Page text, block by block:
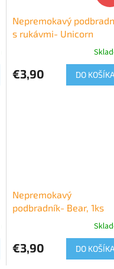
Nepremokavý
s rukávmi- Unicorn
€3,90 DO KOŠÍKA
Nepremokavý
podbradník- Bear, 1ks
€3,90 DO KOŠÍKA